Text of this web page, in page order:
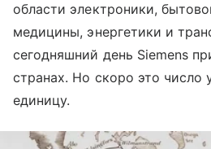
области электроники,
медицины, энергетики и
сегодняшний день Siemens
странах. Но скоро это число
единицу.